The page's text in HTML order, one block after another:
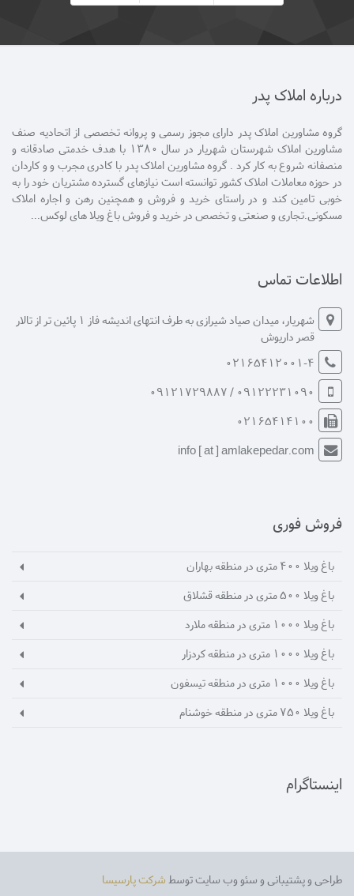
درباره املاک پدر
گروه مشاورین املاک پدر دارای مجوز رسمی و پروانه تخصصی از اتحادیه صنف
مشاورین املاک شهرستان شهریار در سال 1380 با هدف خدمتی صادقانه و
منصفانه شروع به کار کرد . گروه مشاورین املاک پدر با کادری مجرب و و کاردان
در حوزه معاملات املاک کشور توانسته است نیازهای گسترده مشتریان خود را به
خوبی تامین کند و در راستای خرید و فروش و همچنین رهن و اجاره املاک
مسکونی.تجاری و صنعتی و تخصص در خرید و فروش باغ ویلا های لوکس...
اطلاعات تماس
شهریار، میدان صیاد شیرازی به طرف انتهای اندیشه فاز 1 پائین تر از تالار
قصر داریوش
02165412001-4
09122231090 / 09121729887
02165414100
info [ at ] amlakepedar.com
فروش فوری
باغ ویلا 400 متری در منطقه بهاران
باغ ویلا 500 متری در منطقه قشلاق
باغ ویلا 1000 متری در منطقه ملارد
باغ ویلا 1000 متری در منطقه کردزار
باغ ویلا 1000 متری در منطقه تیسفون
باغ ویلا 750 متری در منطقه خوشنام
اینستاگرام
طراحی و پشتیبانی و سئو وب سایت توسطشرکت پارسیسا